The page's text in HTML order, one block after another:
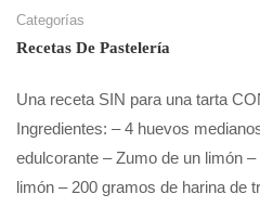
Categorías
Recetas De Pastelería
Una receta SIN para una tarta
Ingredientes: – 4 huevos
edulcorante – Zumo de un limón
limón – 200 gramos de harina de